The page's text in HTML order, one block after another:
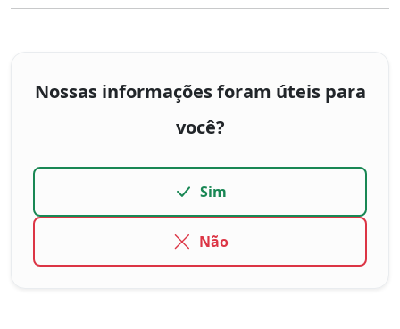
Nossas informações foram úteis para
você?
Sim
Não